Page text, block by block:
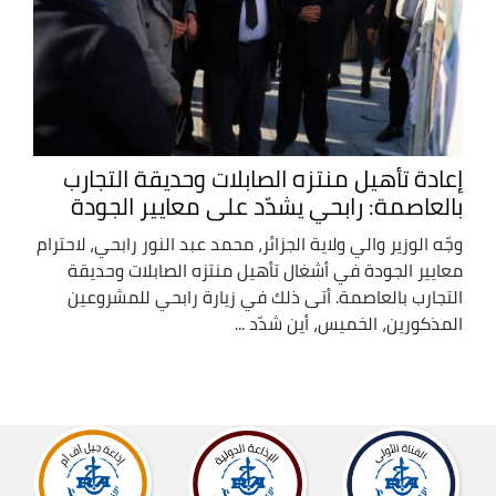
إعادة تأهيل منتزه الصابلات وحديقة التجارب
بالعاصمة: رابحي يشدّد على معايير الجودة
وجّه الوزير والي ولاية الجزائر، محمد عبد النور رابحي، لاحترام
معايير الجودة في أشغال تأهيل منتزه الصابلات وحديقة
التجارب بالعاصمة. أتى ذلك في زيارة رابحي للمشروعين
المذكورين، الخميس، أين شدّد ...